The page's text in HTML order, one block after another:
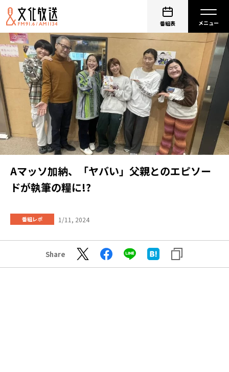
番組表
Aマッソ加納、「ヤバい」父親とのエピソー
ドが執筆の糧に!?
番組レポ 1/11, 2024
Share